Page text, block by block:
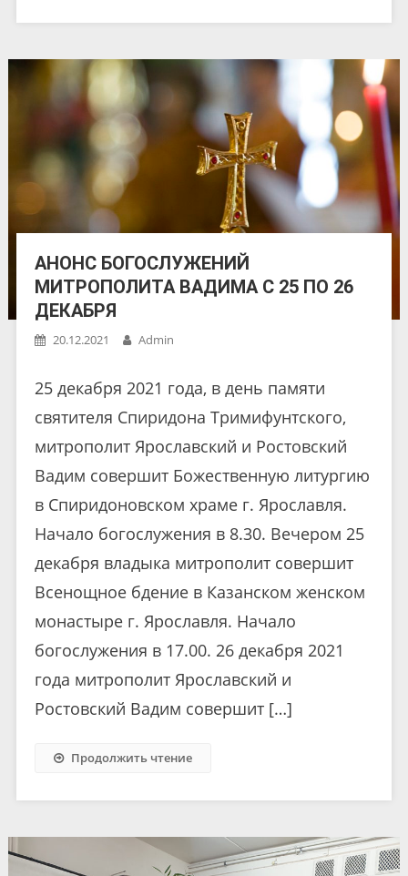
АНОНС БОГОСЛУЖЕНИЙ
МИТРОПОЛИТА ВАДИМА С 25 ПО 26
ДЕКАБРЯ
20.12.2021 Admin
25 декабря 2021 года, в день памяти
святителя Спиридона Тримифунтского,
митрополит Ярославский и Ростовский
Вадим совершит Божественную литургию
в Спиридоновском храме г. Ярославля.
Начало богослужения в 8.30. Вечером 25
декабря владыка митрополит совершит
Всенощное бдение в Казанском женском
монастыре г. Ярославля. Начало
богослужения в 17.00. 26 декабря 2021
года митрополит Ярославский и
Ростовский Вадим совершит […]
Продолжить чтение